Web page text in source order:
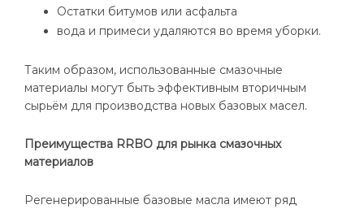
Остатки битумов или асфальта
вода и примеси удаляются во время уборки.
Таким образом, использованные смазочные
материалы могут быть эффективным вторичным
сырьём для производства новых базовых масел.
Преимущества RRBO для рынка смазочных
материалов
Регенерированные базовые масла имеют ряд